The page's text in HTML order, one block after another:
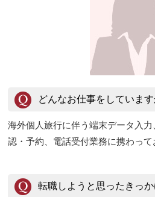
どんなお仕事をしています
海外個人旅行に伴う端末データ入
認・予約、電話受付業務に携わって
転職しようと思ったきっ